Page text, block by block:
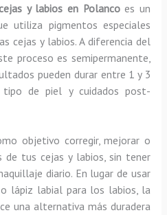
y labios en Polancoes un
utiliza pigmentos especiales
cejas y labios. A diferencia del
proceso es semipermanente,
pueden durar entre 1 y 3
tipo de piel y cuidados post-
objetivo corregir, mejorar o
tus cejas y labios, sin tener
diario. En lugar de usar
lápiz labial para los labios, la
una alternativa más duradera